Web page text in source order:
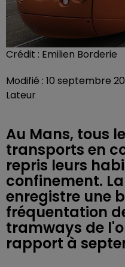
Crédit : Emilien Borderie
Modifié : 10 septembre
Lateur
Au Mans, tous
transports en
repris leurs
confinement. La
enregistre une
fréquentation
tramways de
rapport à